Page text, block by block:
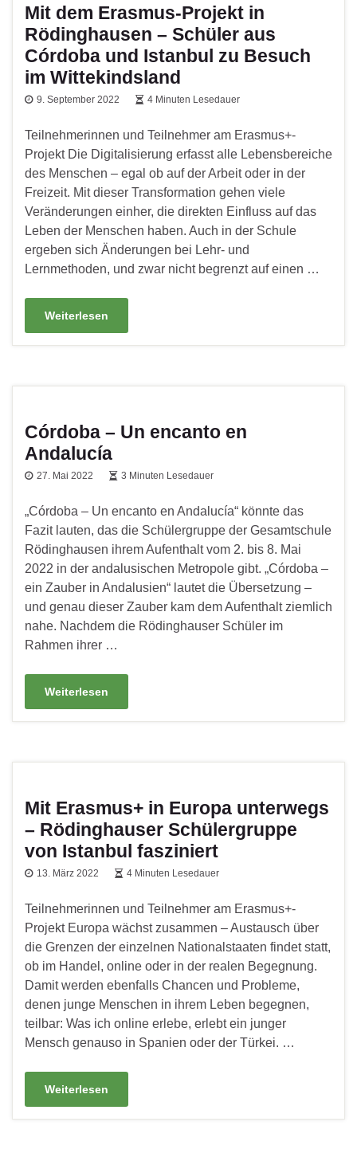
Mit dem Erasmus-Projekt in
Rödinghausen – Schüler aus
Córdoba und Istanbul zu Besuch
im Wittekindsland
9. September 2022 4 Minuten Lesedauer
Teilnehmerinnen und Teilnehmer am Erasmus+-
Projekt Die Digitalisierung erfasst alle Lebensbereiche
des Menschen – egal ob auf der Arbeit oder in der
Freizeit. Mit dieser Transformation gehen viele
Veränderungen einher, die direkten Einfluss auf das
Leben der Menschen haben. Auch in der Schule
ergeben sich Änderungen bei Lehr- und
Lernmethoden, und zwar nicht begrenzt auf einen …
Weiterlesen
Córdoba – Un encanto en
Andalucía
27. Mai 2022 3 Minuten Lesedauer
„Córdoba – Un encanto en Andalucía“ könnte das
Fazit lauten, das die Schülergruppe der Gesamtschule
Rödinghausen ihrem Aufenthalt vom 2. bis 8. Mai
2022 in der andalusischen Metropole gibt. „Córdoba –
ein Zauber in Andalusien“ lautet die Übersetzung –
und genau dieser Zauber kam dem Aufenthalt ziemlich
nahe. Nachdem die Rödinghauser Schüler im
Rahmen ihrer …
Weiterlesen
Mit Erasmus+ in Europa unterwegs
– Rödinghauser Schülergruppe
von Istanbul fasziniert
13. März 2022 4 Minuten Lesedauer
Teilnehmerinnen und Teilnehmer am Erasmus+-
Projekt Europa wächst zusammen – Austausch über
die Grenzen der einzelnen Nationalstaaten findet statt,
ob im Handel, online oder in der realen Begegnung.
Damit werden ebenfalls Chancen und Probleme,
denen junge Menschen in ihrem Leben begegnen,
teilbar: Was ich online erlebe, erlebt ein junger
Mensch genauso in Spanien oder der Türkei. …
Weiterlesen